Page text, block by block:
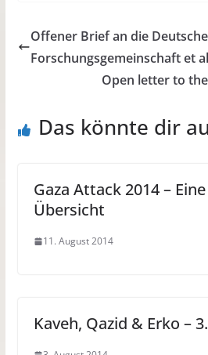
Offener Brief an die Deutsche
Forschungsgemeinschaft et
Open letter to
Das könnte dir
Gaza Attack 2014 –
Übersicht
11. August 2014
Kaveh, Qazid & Erko –